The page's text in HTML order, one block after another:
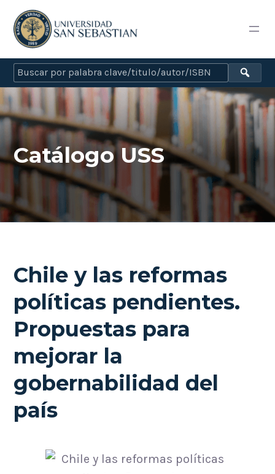
Catálogo USS
Chile y las reformas
políticas pendientes.
Propuestas para
mejorar la
gobernabilidad del
país